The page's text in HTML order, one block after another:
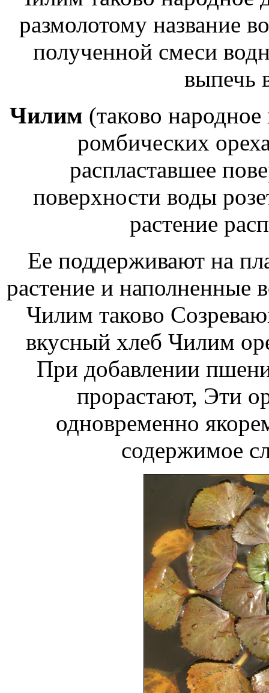
размолотому название
полученной смеси
выпечь
Чилим (таково
ромбических
распластавшее
поверхности воды
растение
Ее поддерживают на
растение и наполненные
Чилим таково
вкусный хлеб Чилим
При добавлении
прорастают, Эти
одновременно
содержимое